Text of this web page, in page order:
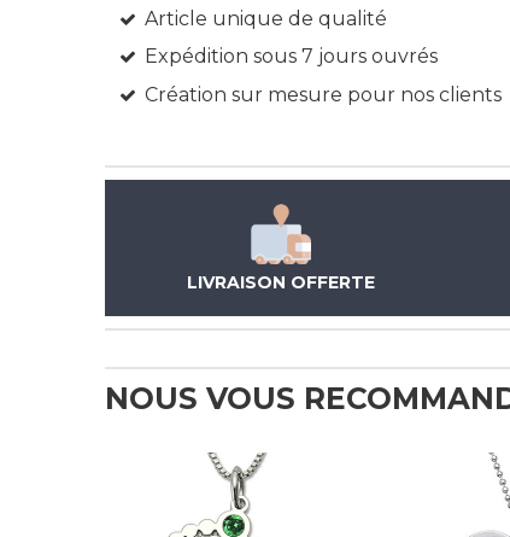
Article unique de qualité
Expédition sous 7 jours ouvrés
Création sur mesure pour nos clients
LIVRAISON OFFERTE
NOUS VOUS